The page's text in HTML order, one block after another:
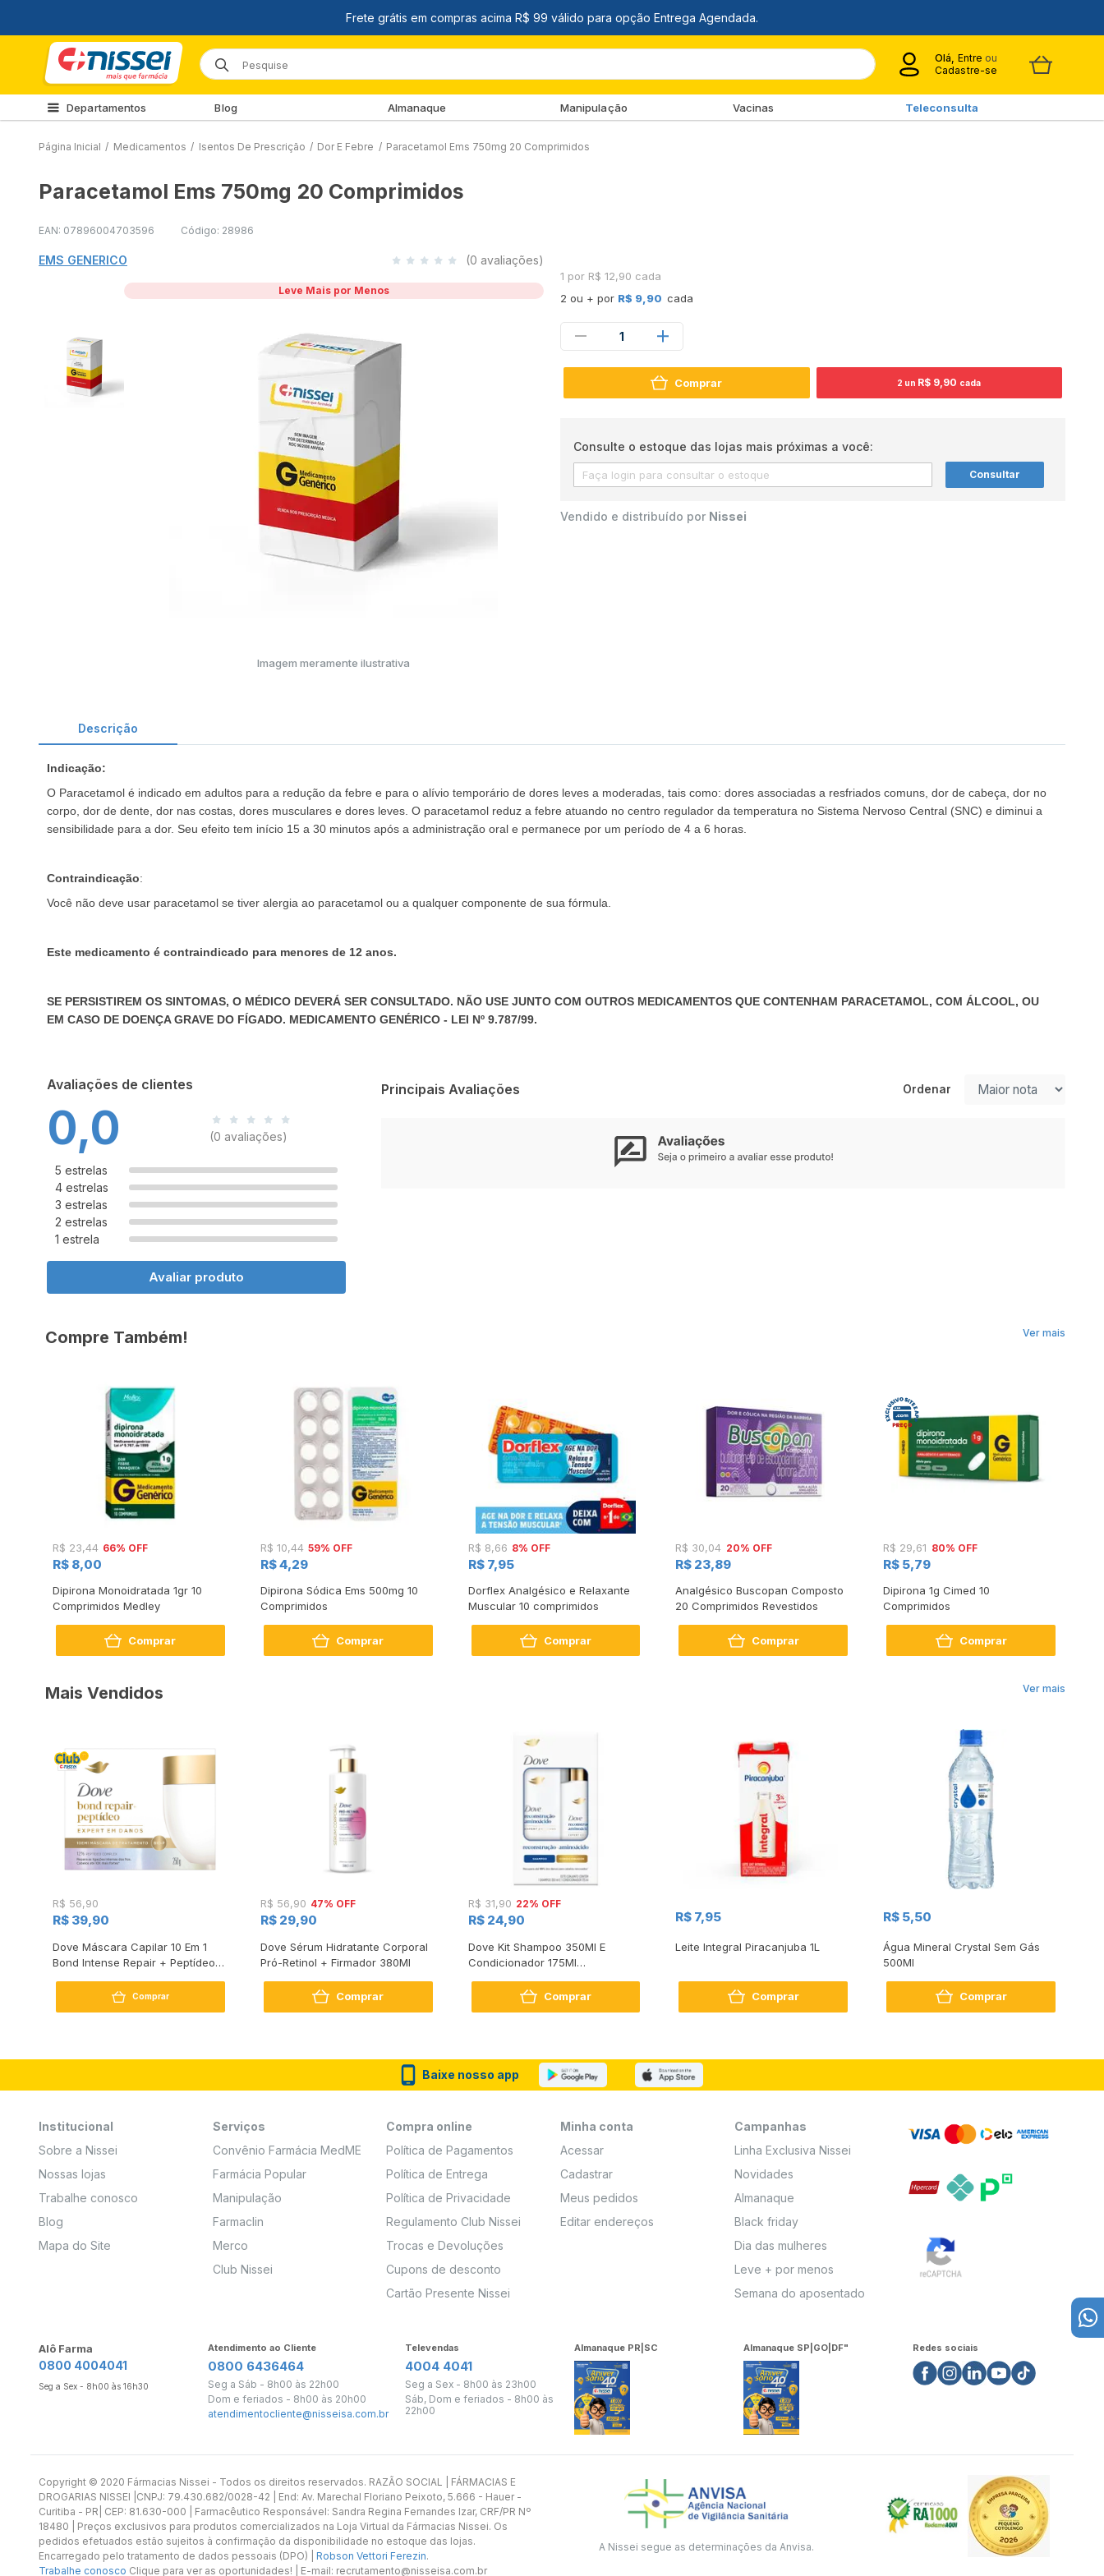
Olá, Entre ou
Cadastre-se
Departamentos Blog Almanaque Manipulação Vacinas Teleconsulta
Página Inicial / Medicamentos / Isentos De Prescrição / Dor E Febre / Paracetamol Ems 750mg 20 Comprimidos
Paracetamol Ems 750mg 20 Comprimidos
EAN: 07896004703596 Código: 28986
EMS GENERICO (0 avaliações)
Leve Mais por Menos
Imagem meramente ilustrativa
1 por R$ 12,90 cada
2 ou + por R$ 9,90 cada
1
Comprar 2 un R$ 9,90 cada
Consulte o estoque das lojas mais próximas a você:
Consultar
Vendido e distribuído por Nissei
Descrição
Indicação:
O Paracetamol é indicado em adultos para a redução da febre e para o alívio temporário de dores leves a moderadas, tais como: dores associadas a resfriados comuns, dor de cabeça, dor no
corpo, dor de dente, dor nas costas, dores musculares e dores leves. O paracetamol reduz a febre atuando no centro regulador da temperatura no Sistema Nervoso Central (SNC) e diminui a
sensibilidade para a dor. Seu efeito tem início 15 a 30 minutos após a administração oral e permanece por um período de 4 a 6 horas.
Contraindicação:
Você não deve usar paracetamol se tiver alergia ao paracetamol ou a qualquer componente de sua fórmula.
Este medicamento é contraindicado para menores de 12 anos.
SE PERSISTIREM OS SINTOMAS, O MÉDICO DEVERÁ SER CONSULTADO. NÃO USE JUNTO COM OUTROS MEDICAMENTOS QUE CONTENHAM PARACETAMOL, COM ÁLCOOL, OU
EM CASO DE DOENÇA GRAVE DO FÍGADO. MEDICAMENTO GENÉRICO - LEI Nº 9.787/99.
Avaliações de clientes
0,0 (0 avaliações)
5 estrelas
4 estrelas
3 estrelas
2 estrelas
1 estrela
Avaliar produto
Principais Avaliações Ordenar
Ver mais
Compre Também!
R$ 23,44 66% OFF
R$ 8,00
Dipirona Monoidratada 1gr 10
Comprimidos Medley
Comprar
R$ 10,44 59% OFF
R$ 4,29
Dipirona Sódica Ems 500mg 10
Comprimidos
Comprar
R$ 8,66 8% OFF
R$ 7,95
Dorflex Analgésico e Relaxante
Muscular 10 comprimidos
Comprar
R$ 30,04 20% OFF
R$ 23,89
Analgésico Buscopan Composto
20 Comprimidos Revestidos
Comprar
R$ 29,61 80% OFF
R$ 5,79
Dipirona 1g Cimed 10
Comprimidos
Comprar
Ver mais
Mais Vendidos
R$ 56,90
R$ 39,90
Dove Máscara Capilar 10 Em 1
Bond Intense Repair + Peptídeo
Comprar
R$ 56,90 47% OFF
R$ 29,90
Dove Sérum Hidratante Corporal
Pró-Retinol + Firmador 380Ml
Comprar
R$ 31,90 22% OFF
R$ 24,90
Dove Kit Shampoo 350Ml E
Condicionador 175Ml
Comprar
R$ 7,95
Leite Integral Piracanjuba 1L
Comprar
R$ 5,50
Água Mineral Crystal Sem Gás
500Ml
Comprar
Baixe nosso app
Institucional
Sobre a Nissei
Nossas lojas
Trabalhe conosco
Blog
Mapa do Site
Serviços
Convênio Farmácia MedME
Farmácia Popular
Manipulação
Farmaclin
Merco
Club Nissei
Compra online
Política de Pagamentos
Política de Entrega
Política de Privacidade
Regulamento Club Nissei
Trocas e Devoluções
Cupons de desconto
Cartão Presente Nissei
Minha conta
Acessar
Cadastrar
Meus pedidos
Editar endereços
Campanhas
Linha Exclusiva Nissei
Novidades
Almanaque
Black friday
Dia das mulheres
Leve + por menos
Semana do aposentado
Alô Farma
0800 4004041
Seg a Sex - 8h00 às 16h30
Atendimento ao Cliente
0800 6436464
Seg a Sáb - 8h00 às 22h00
Dom e feriados - 8h00 às 20h00
atendimentocliente@nisseisa.com.br
Televendas
4004 4041
Seg a Sex - 8h00 às 23h00
Sáb, Dom e feriados - 8h00 às
22h00
Almanaque PR|SC Almanaque SP|GO|DF" Redes sociais
Copyright ©️ 2020 Fármacias Nissei - Todos os direitos reservados. RAZÃO SOCIAL | FÁRMACIAS E
DROGARIAS NISSEI |CNPJ: 79.430.682/0028-42 | End: Av. Marechal Floriano Peixoto, 5.666 - Hauer -
Curitiba - PR| CEP: 81.630-000 | Farmacêutico Responsável: Sandra Regina Fernandes Izar, CRF/PR Nº
18480 | Preços exclusivos para produtos comercializados na Loja Virtual da Fármacias Nissei. Os
pedidos efetuados estão sujeitos à confirmação da disponibilidade no estoque das lojas.
Encarregado pelo tratamento de dados pessoais (DPO) | Robson Vettori Ferezin.
Trabalhe conosco Clique para ver as oportunidades! | E-mail: recrutamento@nisseisa.com.br
A Nissei segue as determinações da Anvisa.